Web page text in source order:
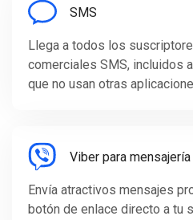
SMS
Llega a todos los
comerciales SMS, incluidos
que no usan otras
Viber para
Envía atractivos mensajes
botón de enlace directo a tu